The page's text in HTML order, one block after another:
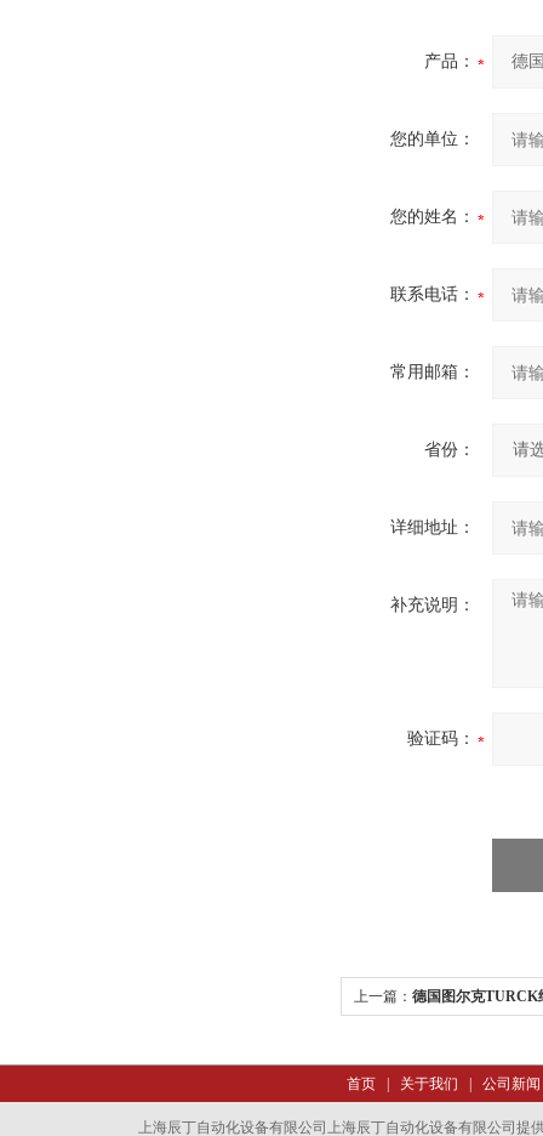
产品：
您的单位：
您的姓名：
联系电话：
常用邮箱：
省份：
详细地址：
补充说明：
验证码：
上一篇： 德国图尔克TURCK
首页| 关于我们 公司新闻
上海辰丁自动化设备有限公司上海辰丁自动化设备有限公司提